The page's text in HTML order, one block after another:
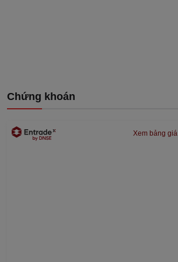
Chứng khoán
Xem bảng giá